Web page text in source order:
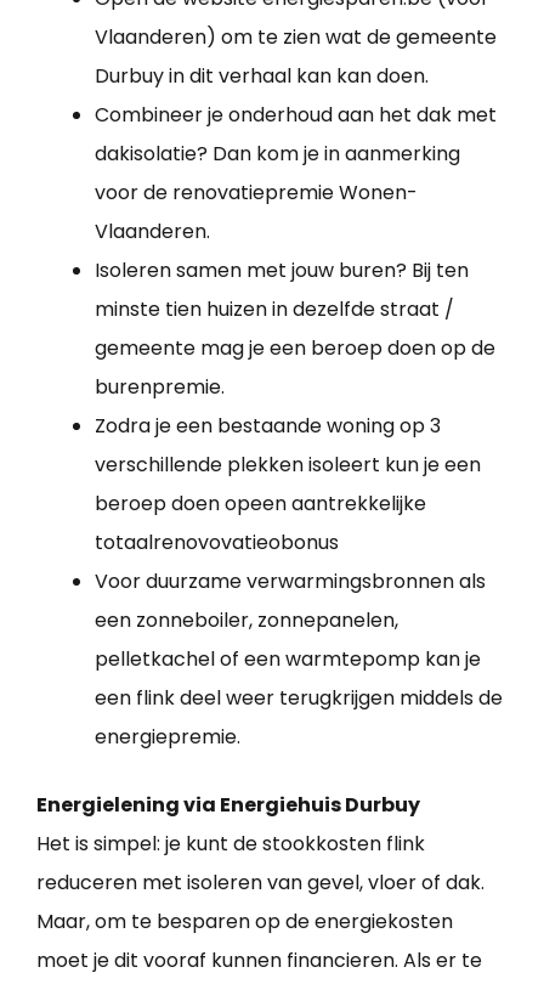
Vlaanderen) om te zien wat de gemeente
Durbuy in dit verhaal kan kan doen.
Combineer je onderhoud aan het dak met
dakisolatie? Dan kom je in aanmerking
voor de renovatiepremie Wonen-
Vlaanderen.
Isoleren samen met jouw buren? Bij ten
minste tien huizen in dezelfde straat /
gemeente mag je een beroep doen op de
burenpremie.
Zodra je een bestaande woning op 3
verschillende plekken isoleert kun je een
beroep doen opeen aantrekkelijke
totaalrenovovatieobonus
Voor duurzame verwarmingsbronnen als
een zonneboiler, zonnepanelen,
pelletkachel of een warmtepomp kan je
een flink deel weer terugkrijgen middels de
energiepremie.
Energielening via Energiehuis Durbuy
Het is simpel: je kunt de stookkosten flink
reduceren met isoleren van gevel, vloer of dak.
Maar, om te besparen op de energiekosten
moet je dit vooraf kunnen financieren. Als er te